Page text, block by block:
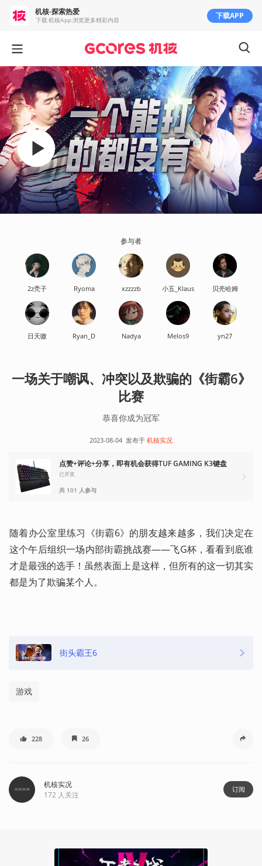
参与者
2z秃子 Ryoma xzzzzb 小五_Klaus 贝壳哈姆
日天嗷 Ryan_D Nadya Melos9 yn27
一场关于嘲讽、冲突以及欺骗的《街霸6》
比赛
恭喜你成为冠军
2023-08-04 发布于 机核实况
点赞+评论+分享，即有机会获得TUF GAMING K3键盘
已开奖
共 101 人参与
随着办公室里练习《街霸6》的朋友越来越多，我们决定在
这个午后组织一场内部街霸挑战赛——飞G杯，看看到底谁
才是最强的选手！虽然表面上是这样，但所有的这一切其实
都是为了欺骗某个人。
街头霸王6
游戏
228 26
机核实况
172 人关注
订阅
机核-探索热爱
下载 机核App 浏览更多精彩内容 下载APP